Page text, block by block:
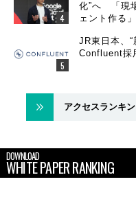
化”へ 「現
ェント作る」
JR東日本、
Confluent採
アクセスランキ
DOWNLOAD
WHITE PAPER RANKING